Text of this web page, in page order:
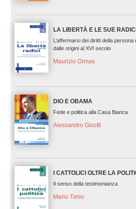
LA LIBERTÀ E LE SUE
L’affermarsi dei diritti della
dalle origini al XVI secolo
Maurizio Ormas
DIO E OBAMA
Fede e politica alla Casa Bianca
Alessandro Gisotti
I CATTOLICI OLTRE LA
Il senso della testimonianza
Mario Timio